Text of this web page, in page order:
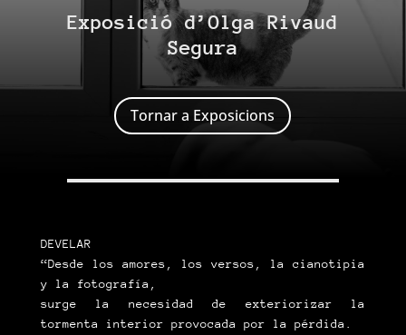
Exposició d’Olga Rivaud
Segura
Tornar a Exposicions
DEVELAR
“Desde los amores, los versos, la cianotipia
y la fotografía,
surge la necesidad de exteriorizar la
tormenta interior provocada por la pérdida.